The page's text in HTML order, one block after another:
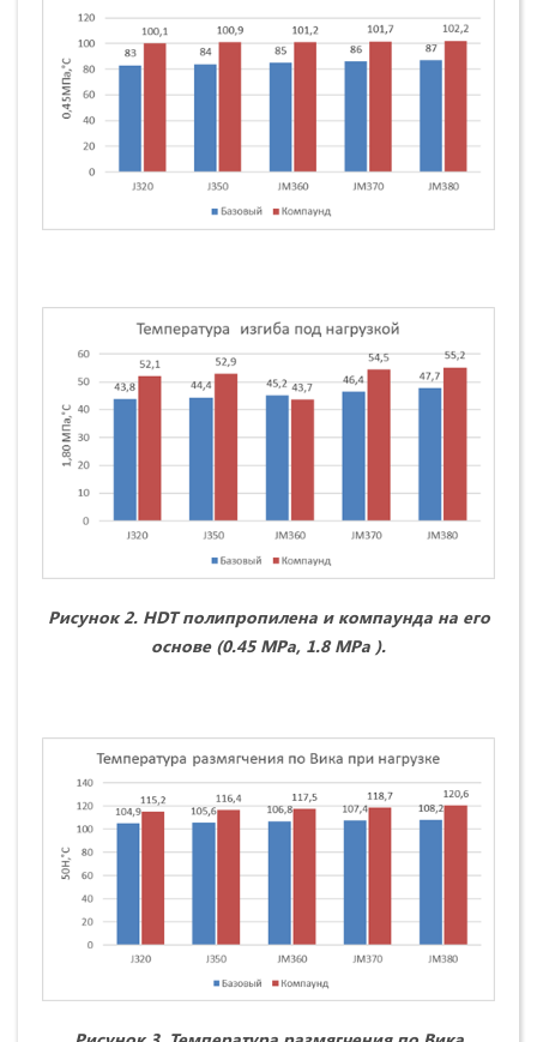
Рисунок 2. HDT полипропилена и компаунда на его
основе (0.45MPa, 1.8 MPa ).